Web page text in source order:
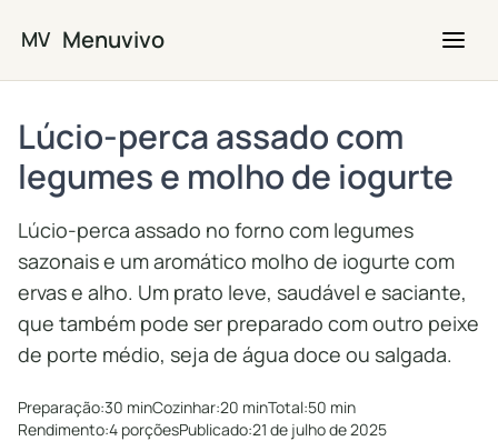
MV Menuvivo
Lúcio-perca assado com
legumes e molho de iogurte
Lúcio-perca assado no forno com legumes
sazonais e um aromático molho de iogurte com
ervas e alho. Um prato leve, saudável e saciante,
que também pode ser preparado com outro peixe
de porte médio, seja de água doce ou salgada.
Preparação:30 minCozinhar:20 minTotal:50 min
Rendimento:4 porçõesPublicado:21 de julho de 2025